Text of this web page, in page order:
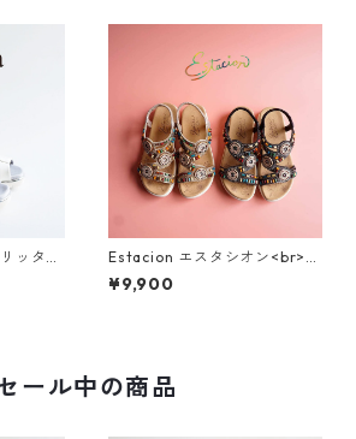
ッター
カサン
Estacion エスタシオン<br>エ
スニック調サークルモチーフ
カラフルビーズコンフォート
¥9,900
ール中の商品